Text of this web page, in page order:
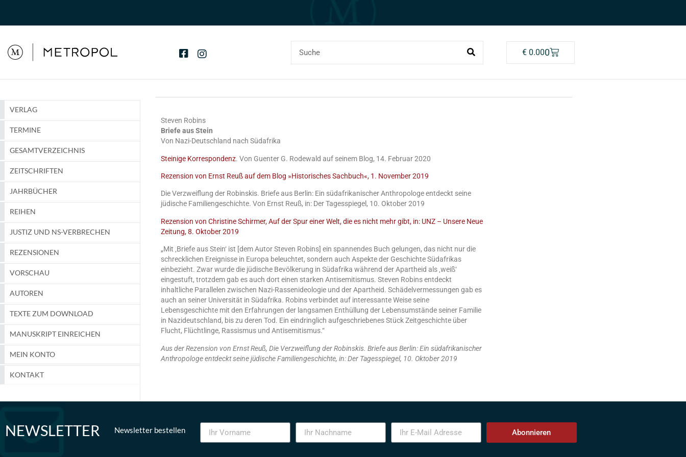
€0.000
VERLAG
TERMINE
GESAMTVERZEICHNIS
ZEITSCHRIFTEN
JAHRBÜCHER
REIHEN
JUSTIZ UND NS-VERBRECHEN
REZENSIONEN
VORSCHAU
AUTOREN
TEXTE ZUM DOWNLOAD
MANUSKRIPT EINREICHEN
MEIN KONTO
KONTAKT
Steven Robins
Briefe aus Stein
Von Nazi-Deutschland nach Südafrika
Steinige Korrespondenz. Von Guenter G. Rodewald auf seinem Blog, 14. Februar 2020
Rezension von Ernst Reuß auf dem Blog »Historisches Sachbuch«, 1. November 2019
Die Verzweiflung der Robinskis. Briefe aus Berlin: Ein südafrikanischer Anthropologe entdeckt seine
jüdische Familiengeschichte. Von Ernst Reuß, in: Der Tagesspiegel, 10. Oktober 2019
Rezension von Christine Schirmer, Auf der Spur einer Welt, die es nicht mehr gibt, in: UNZ – Unsere Neue
Zeitung, 8. Oktober 2019
„Mit ‚Briefe aus Stein‘ ist [dem Autor Steven Robins] ein spannendes Buch gelungen, das nicht nur die
schrecklichen Ereignisse in Europa beleuchtet, sondern auch Aspekte der Geschichte Südafrikas
einbezieht. Zwar wurde die jüdische Bevölkerung in Südafrika während der Apartheid als ‚weiß‘
eingestuft, trotzdem gab es auch dort einen starken Antisemitismus. Steven Robins entdeckt
inhaltliche Parallelen zwischen Nazi-Rassenideologie und der Apartheid. Schädelvermessungen gab es
auch an seiner Universität in Südafrika. Robins verbindet auf interessante Weise seine
Lebensgeschichte mit den Erfahrungen der langsamen Enthüllung der Lebensumstände seiner Familie
in Nazideutschland, bis zu deren Tod. Ein eindringlich aufgeschriebenes Stück Zeitgeschichte über
Flucht, Flüchtlinge, Rassismus und Antisemitismus.“
Aus der Rezension von Ernst Reuß, Die Verzweiflung der Robinskis. Briefe aus Berlin: Ein südafrikanischer
Anthropologe entdeckt seine jüdische Familiengeschichte, in: Der Tagesspiegel, 10. Oktober 2019
NEWSLETTER Newsletter bestellen Abonnieren